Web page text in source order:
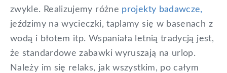
dzieci
zwykle. Realizujemy różne projekty badawcze,
jeździmy na wycieczki, taplamy się w basenach z
wodą i błotem itp. Wspaniała letnią tradycją jest,
że standardowe zabawki wyruszają na urlop.
Należy im się relaks, jak wszystkim, po całym